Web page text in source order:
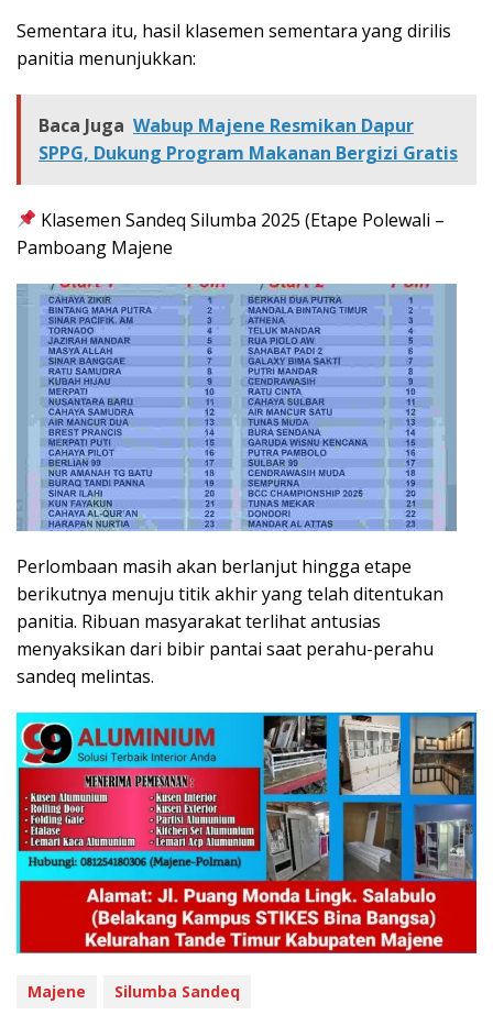
Sementara itu, hasil klasemen sementara yang dirilis
panitia menunjukkan:
Baca Juga Wabup Majene Resmikan Dapur
SPPG, Dukung Program Makanan Bergizi Gratis
Klasemen Sandeq Silumba 2025 (Etape Polewali –
Pamboang Majene
Perlombaan masih akan berlanjut hingga etape
berikutnya menuju titik akhir yang telah ditentukan
panitia. Ribuan masyarakat terlihat antusias
menyaksikan dari bibir pantai saat perahu-perahu
sandeq melintas.
Majene Silumba Sandeq